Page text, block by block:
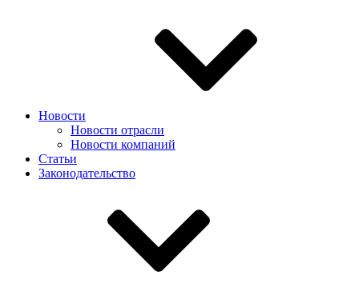
Новости
Новости отрасли
Новости компаний
Статьи
Законодательство